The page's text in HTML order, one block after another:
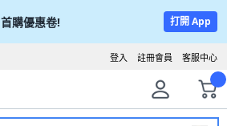
首購優惠卷! 打開 App
客服中心
註冊會員
登入